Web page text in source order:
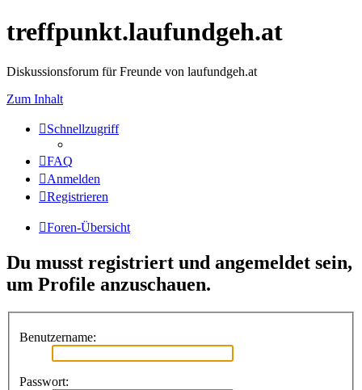
treffpunkt.laufundgeh.at
Diskussionsforum für Freunde von laufundgeh.at
Zum Inhalt
Schnellzugriff
FAQ
Anmelden
Registrieren
Foren-Übersicht
Du musst registriert und angemeldet sein,
um Profile anzuschauen.
Benutzername:
Passwort: